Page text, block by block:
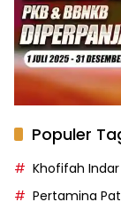
Populer
Khofifah
Pertamina